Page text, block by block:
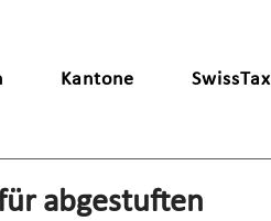
Kantone SwissTax
abgestuften